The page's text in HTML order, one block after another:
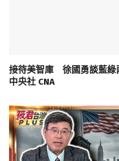
接待美智庫 徐國勇談藍綠
中央社 CNA